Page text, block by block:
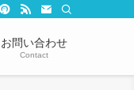
お問い合わせ
Contact